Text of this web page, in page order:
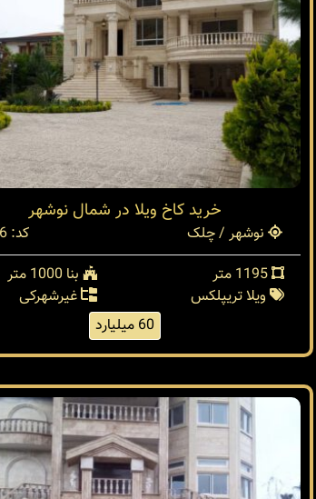
خرید کاخ ویلا در شمال نوشهر
نوشهر / چلک
کد: 25746
1195 متر
بنا 1000 متر
ویلا تریپلکس
غیرشهرکی
60 میلیارد